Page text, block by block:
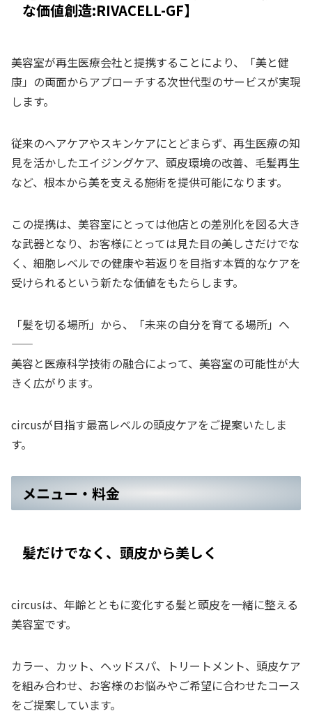
な価値創造:RIVACELL-GF】
美容室が再生医療会社と提携することにより、「美と健
康」の両面からアプローチする次世代型のサービスが実現
します。
従来のヘアケアやスキンケアにとどまらず、再生医療の知
見を活かしたエイジングケア、頭皮環境の改善、毛髪再生
など、根本から美を支える施術を提供可能になります。
この提携は、美容室にとっては他店との差別化を図る大き
な武器となり、お客様にとっては見た目の美しさだけでな
く、細胞レベルでの健康や若返りを目指す本質的なケアを
受けられるという新たな価値をもたらします。
「髪を切る場所」から、「未来の自分を育てる場所」へ
——
美容と医療科学技術の融合によって、美容室の可能性が大
きく広がります。
circusが目指す最高レベルの頭皮ケアをご提案いたしま
す。
メニュー・料金
髪だけでなく、頭皮から美しく
circusは、年齢とともに変化する髪と頭皮を一緒に整える
美容室です。
カラー、カット、ヘッドスパ、トリートメント、頭皮ケア
を組み合わせ、お客様のお悩みやご希望に合わせたコース
をご提案しています。